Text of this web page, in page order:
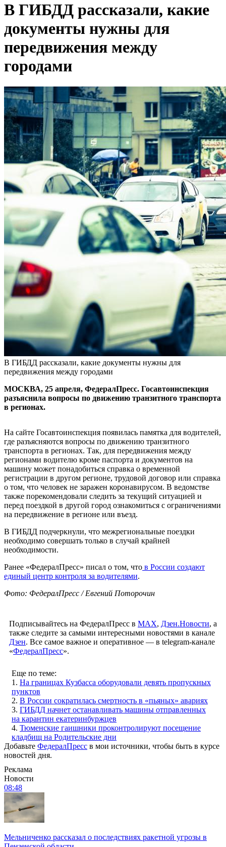
В ГИБДД рассказали, какие
документы нужны для
передвижения между
городами
В ГИБДД рассказали, какие документы нужны для
передвижения между городами
МОСКВА, 25 апреля, ФедералПресс. Госавтоинспекция
разъяснила вопросы по движению транзитного транспорта
в регионах.
На сайте Госавтоинспекция появилась памятка для водителей,
где разъясняются вопросы по движению транзитного
транспорта в регионах. Так, для передвижения между
регионами водителю кроме паспорта и документов на
машину может понадобиться справка о временной
регистрации в другом регионе, трудовой договор или справка
о том, что человек не заражен коронавирусом. В ведомстве
также порекомендовали следить за текущий ситуацией и
перед поездкой в другой город ознакомиться с ограничениями
на передвижение в регионе или въезд.
В ГИБДД подчеркнули, что межрегиональные поездки
необходимо совершать только в случай крайней
необходимости.
Ранее «ФедералПресс» писал о том, что в России создают
единый центр контроля за водителями.
Фото: ФедералПресс / Евгений Поторочин
Подписывайтесь на ФедералПресс в МАХ, Дзен.Новости, а
также следите за самыми интересными новостями в канале
Дзен. Все самое важное и оперативное — в telegram-канале
«ФедералПресс».
Еще по теме:
1. На границах Кузбасса оборудовали девять пропускных
пунктов
2. В России сократилась смертность в «пьяных» авариях
3. ГИБДД начнет останавливать машины отправленных
на карантин екатеринбуржцев
4. Тюменские гаишники проконтролируют посещение
кладбищ на Родительские дни
Добавьте ФедералПресс в мои источники, чтобы быть в курсе
новостей дня.
Реклама
Новости
08:48
Мельниченко рассказал о последствиях ракетной угрозы в